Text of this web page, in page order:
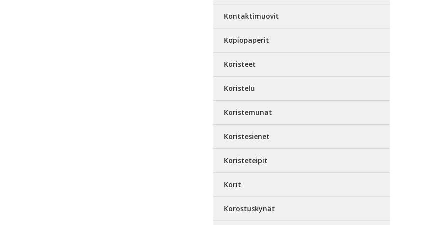
Kontaktimuovit
Kopiopaperit
Koristeet
Koristelu
Koristemunat
Koristesienet
Koristeteipit
Korit
Korostuskynät